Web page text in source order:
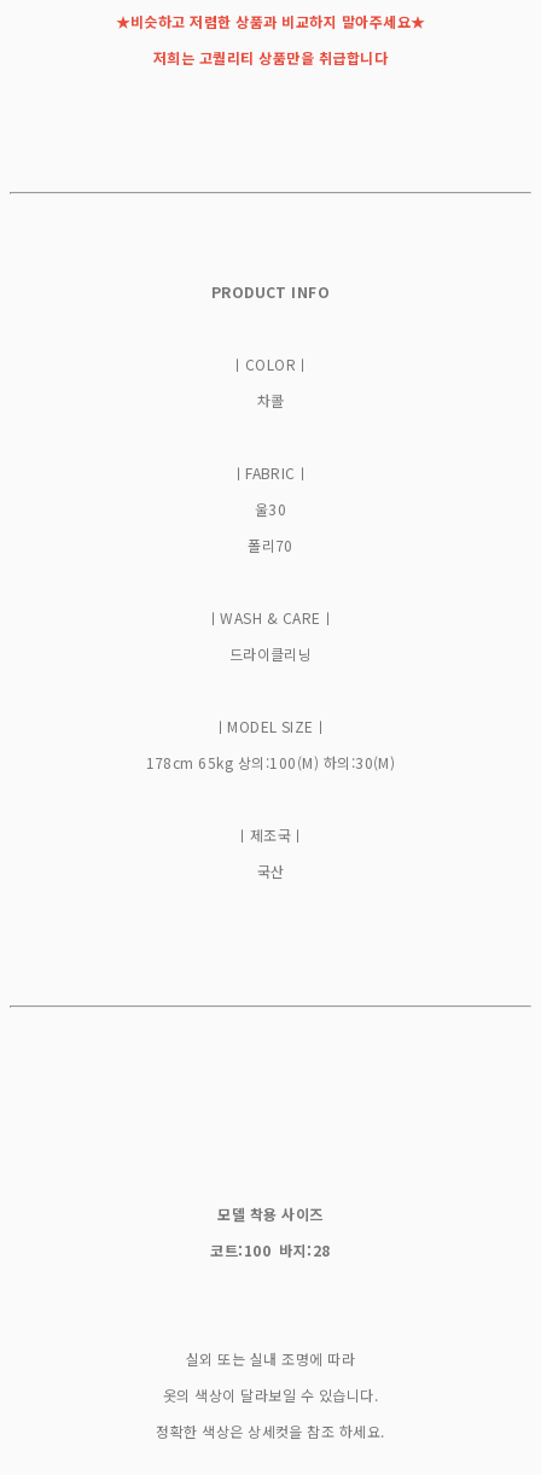
★비슷하고 저렴한 상품과 비교하지 말아주세요★
저희는 고퀄리티 상품만을 취급합니다
PRODUCT INFO
ㅣCOLORㅣ
차콜
ㅣFABRICㅣ
울30
폴리70
ㅣWASH & CAREㅣ
드라이클리닝
ㅣMODEL SIZEㅣ
178cm 65kg 상의:100(M) 하의:30(M)
ㅣ제조국ㅣ
국산
모델 착용 사이즈
코트:100 바지:28
실외 또는 실내 조명에 따라
옷의 색상이 달라보일 수 있습니다.
정확한 색상은 상세컷을 참조 하세요.